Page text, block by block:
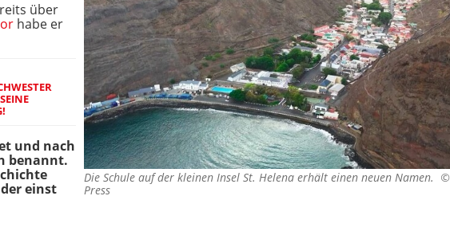
Die Schule auf der kleinen Insel St. Helena erhält einen neuen Namen. ©
Press
über
habe er
und nach
benannt.
einst